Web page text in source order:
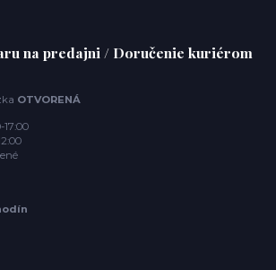
na predajni / Doručenie kuriérom
OTVORENÁ